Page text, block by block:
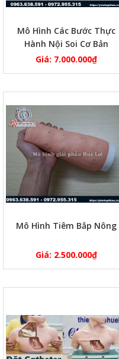
Mô Hình Các Bước Thực
Hành Nội Soi Cơ Bản
Giá: 7.000.000₫
Mô Hình Tiêm Bắp Nông
Giá: 2.500.000₫